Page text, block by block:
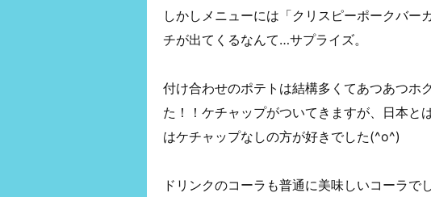
しかしメニューには「クリスピーポークバー
チが出てくるなんて…サプライズ。
付け合わせのポテトは結構多くてあつあつホ
た！！ケチャップがついてきますが、日本と
はケチャップなしの方が好きでした(^o^)
ドリンクのコーラも普通に美味しいコーラで